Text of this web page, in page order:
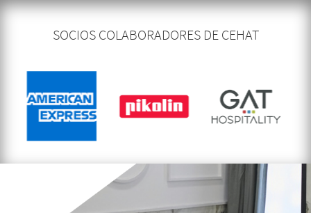
SOCIOS COLABORADORES DE CEHAT